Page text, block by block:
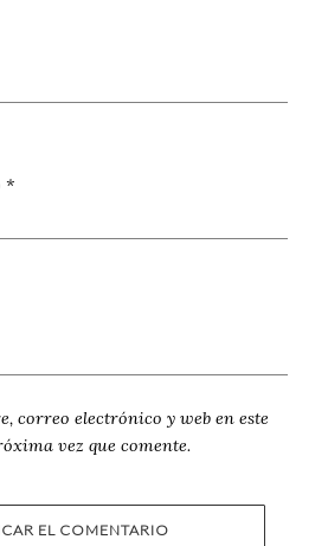
*
correo electrónico y web en este
vez que comente.